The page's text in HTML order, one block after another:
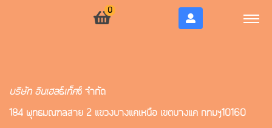
0
บริษัท อินเฮลธ์เท็คซ์ จำกัด
184 พุทธมณฑลสาย 2 แขวงบางแคเหนือ เขตบางแค กทมฯ10160